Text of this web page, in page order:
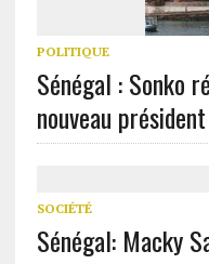
POLITIQUE
Sénégal : Sonko
nouveau
SOCIÉTÉ
Sénégal: Macky